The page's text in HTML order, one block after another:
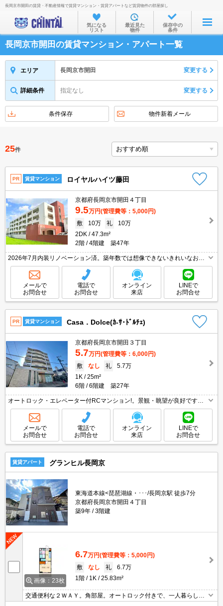
お部屋を探す
沿線・駅から
住所から
物件特集から
不動産会社から
TOP
長岡京市開田の賃貸・不動産情報で賃貸マンション・賃貸アパートなど賃貸物件の部屋探し
気になる
リスト
最近見た
物件
保存中の
条件
長岡京市開田の賃貸マンション・アパート一覧
エリア 長岡京市開田 変更する
詳細条件 指定なし 変更する
条件保存 物件新着メール
25件
PR 賃貸マンション ロイヤルハイツ藤田
京都府長岡京市開田４丁目
9.5万円(管理費等：5,000円)
敷
10万 礼
10万
2DK
47.3m²
2階
4階建 築47年
2026年7月内装リノベーション済。築年数では想像できないきれいなお部
屋。交通便利な2WAY。システムキッチン。TVモニターホン有。生活便利
な立地です。当店のみの専属専任物件。
メールで
お問合せ
電話で
お問合せ
オンライン
来店
LINEで
お問合せ
PR 賃貸マンション Casa．Dolce(ｶ-ｻ･ﾄﾞﾙﾁｪ)
京都府長岡京市開田３丁目
5.7万円(管理費等：6,000円)
敷
なし 礼
5.7万
1K
25m²
6階
6階建 築27年
オートロック・エレベーター付RCマンション!。景観・眺望が良好です。
最上階角部屋です。東向きバルコニー。
メールで
お問合せ
電話で
お問合せ
オンライン
来店
LINEで
お問合せ
賃貸アパート グランヒル長岡京
東海道本線<琵琶湖線・･･･/長岡京駅 徒歩7分
京都府長岡京市開田４丁目
築9年
3階建
画像：23枚
6.7万円(管理費等：5,000円)
敷
なし 礼
6.7万
1階
1K 25.83m²
交通便利な２ＷＡＹ。角部屋。オートロック付きで、一人暮らしも
安心。追い焚き・エアコン・浴室乾燥機付きで設備充実!。TVモニタ